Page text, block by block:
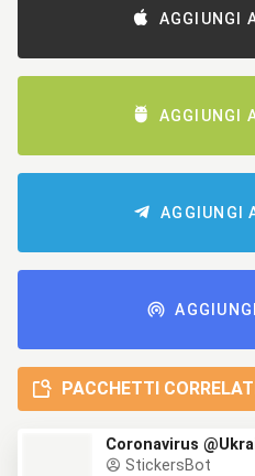
AGGIUNGI
AGGIUNGI
AGGIUNGI
PACCHETTI
Coronavirus
StickersBot